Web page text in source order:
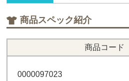
商品スペック紹介
商品コード
0000097023